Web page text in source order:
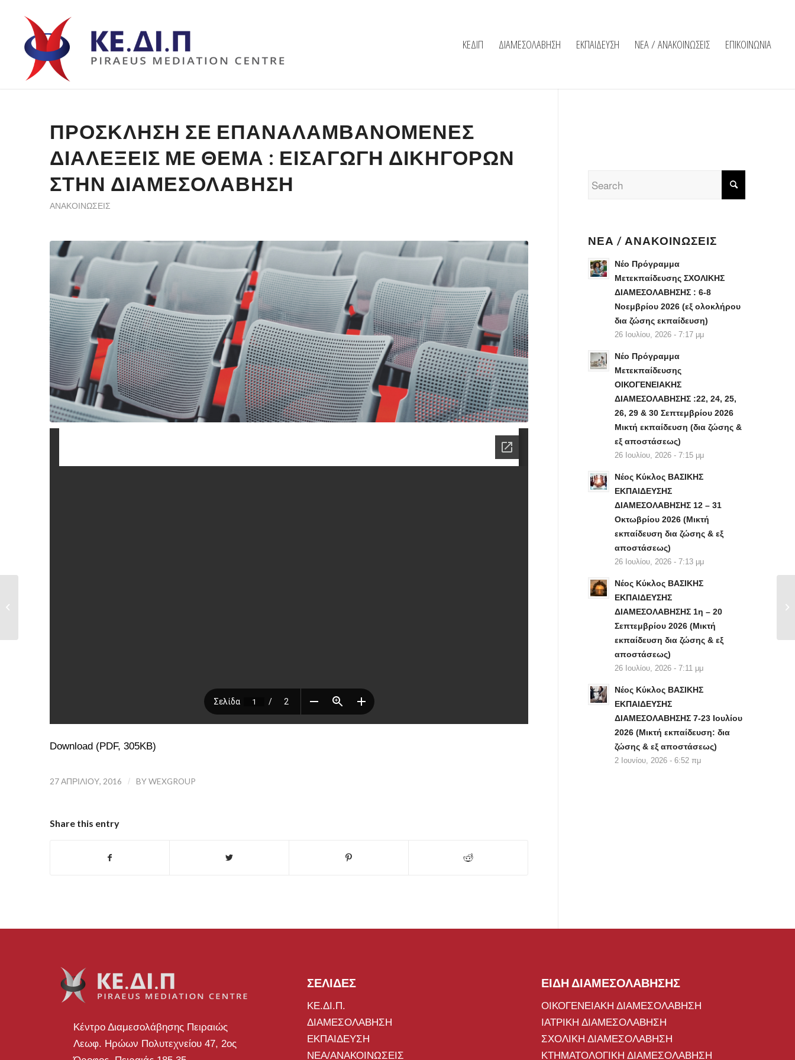
ΚΕΔΙΠ ΔΙΑΜΕΣΟΛΑΒΗΣΗ ΕΚΠΑΙΔΕΥΣΗ ΝΕΑ / ΑΝΑΚΟΙΝΩΣΕΙΣ ΕΠΙΚΟΙΝΩΝΙΑ
ΠΡΌΣΚΛΗΣΗ ΣΕ ΕΠΑΝΑΛΑΜΒΑΝΌΜΕΝΕΣ
ΔΙΑΛΈΞΕΙΣ ΜΕ ΘΈΜΑ : ΕΙΣΑΓΩΓΉ ΔΙΚΗΓΌΡΩΝ
ΣΤΗΝ ΔΙΑΜΕΣΟΛΆΒΗΣΗ
ΑΝΑΚΟΙΝΏΣΕΙΣ
Download (PDF, 305KB)
27 ΑΠΡΙΛΊΟΥ, 2016 / BYWEXGROUP
Share this entry
ΝΈΑ / ΑΝΑΚΟΙΝΏΣΕΙΣ
Νέο Πρόγραμμα
Μετεκπαίδευσης ΣΧΟΛΙΚΗΣ
ΔΙΑΜΕΣΟΛΑΒΗΣΗΣ : 6-8
Νοεμβρίου 2026 (εξ ολοκλήρου
δια ζώσης εκπαίδευση)
26 Ιουλίου, 2026 - 7:17 μμ
Νέο Πρόγραμμα
Μετεκπαίδευσης
ΟΙΚΟΓΕΝΕΙΑΚΗΣ
ΔΙΑΜΕΣΟΛΑΒΗΣΗΣ :22, 24, 25,
26, 29 & 30 Σεπτεμβρίου 2026
Μικτή εκπαίδευση (δια ζώσης &
εξ αποστάσεως)
26 Ιουλίου, 2026 - 7:15 μμ
Νέος Κύκλος ΒΑΣΙΚΗΣ
ΕΚΠΑΙΔΕΥΣΗΣ
ΔΙΑΜΕΣΟΛΑΒΗΣΗΣ 12 – 31
Οκτωβρίου 2026 (Μικτή
εκπαίδευση δια ζώσης & εξ
αποστάσεως)
26 Ιουλίου, 2026 - 7:13 μμ
Νέος Κύκλος ΒΑΣΙΚΗΣ
ΕΚΠΑΙΔΕΥΣΗΣ
ΔΙΑΜΕΣΟΛΑΒΗΣΗΣ 1η – 20
Σεπτεμβρίου 2026 (Μικτή
εκπαίδευση δια ζώσης & εξ
αποστάσεως)
26 Ιουλίου, 2026 - 7:11 μμ
Νέος Κύκλος ΒΑΣΙΚΗΣ
ΕΚΠΑΙΔΕΥΣΗΣ
ΔΙΑΜΕΣΟΛΑΒΗΣΗΣ 7-23 Ιουλίου
2026 (Μικτή εκπαίδευση: δια
ζώσης & εξ αποστάσεως)
2 Ιουνίου, 2026 - 6:52 πμ
Κέντρο Διαμεσολάβησης Πειραιώς
Λεωφ. Ηρώων Πολυτεχνείου 47, 2ος
ΣΕΛΙΔΕΣ
ΚΕ.ΔΙ.Π.
ΔΙΑΜΕΣΟΛΑΒΗΣΗ
ΕΚΠΑΙΔΕΥΣΗ
ΝΕΑ/ΑΝΑΚΟΙΝΩΣΕΙΣ
ΕΙΔΗ ΔΙΑΜΕΣΟΛΑΒΗΣΗΣ
ΟΙΚΟΓΕΝΕΙΑΚΗ ΔΙΑΜΕΣΟΛΑΒΗΣΗ
ΙΑΤΡΙΚΗ ΔΙΑΜΕΣΟΛΑΒΗΣΗ
ΣΧΟΛΙΚΗ ΔΙΑΜΕΣΟΛΑΒΗΣΗ
ΚΤΗΜΑΤΟΛΟΓΙΚΗ ΔΙΑΜΕΣΟΛΑΒΗΣΗ